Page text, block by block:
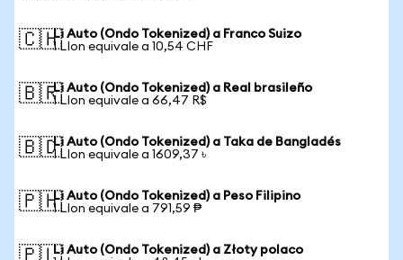
🇨🇭Li Auto (Ondo Tokenized) a Franco Suizo
1 LIon equivale a 10,54 CHF
🇧🇷Li Auto (Ondo Tokenized) a Real brasileño
1 LIon equivale a 66,47 R$
🇧🇩Li Auto (Ondo Tokenized) a Taka de Bangladés
1 LIon equivale a 1609,37 ৳
🇵🇭Li Auto (Ondo Tokenized) a Peso Filipino
1 LIon equivale a 791,59 ₱
Li Auto (Ondo Tokenized) a Złoty polaco